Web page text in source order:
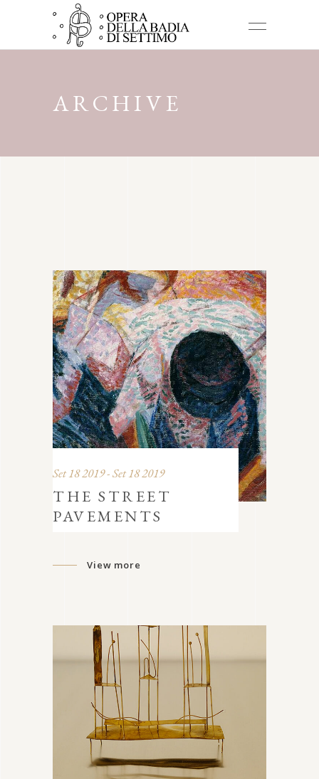
ARCHIVE
Set 18 2019 - Set 18 2019
THE STREET
PAVEMENTS
View more